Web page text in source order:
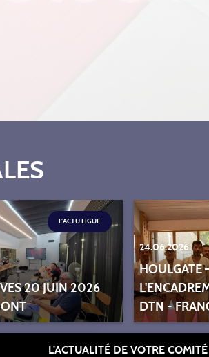
L'ACTU LIGUE
20 JUIN 2026
24.06.2026
HOULGATE
DTN -
L'ACTUALITÉ DE VOTRE COMITÉ